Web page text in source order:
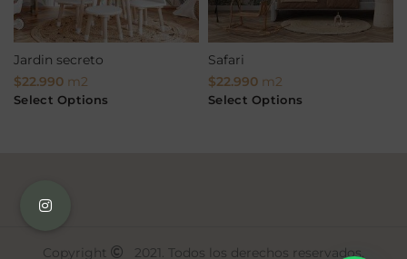
Jardin secreto
$22.990 m2
Select Options
Safari
$22.990 m2
Select Options
Copyright
2021. Todos los derechos reservados.